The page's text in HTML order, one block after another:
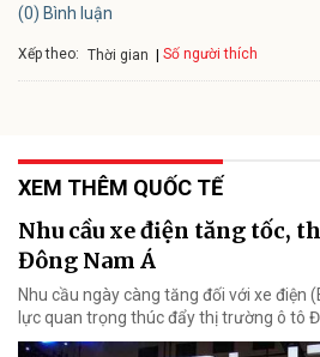
(0) Bình luận
Xếp theo: Thời gian Số người thích
XEM THÊM QUỐC TẾ
Nhu cầu xe điện tăng tốc,
Đông Nam Á
Nhu cầu ngày càng tăng đối với xe điện
lực quan trọng thúc đẩy thị trường ô tô